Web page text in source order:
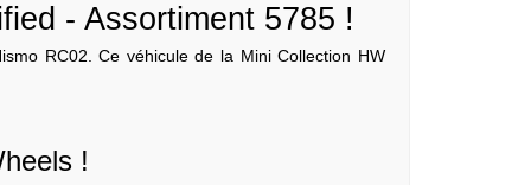
- Assortiment 5785 !
RC02. Ce véhicule de la Mini Collection HW
!